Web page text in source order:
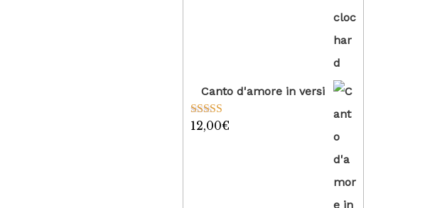
Canto d'amore in versi
Valutato
12,00€